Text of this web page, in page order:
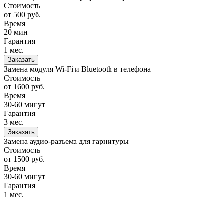
Стоимость
от 500 руб.
Время
20 мин
Гарантия
1 мес.
Заказать
Замена модуля Wi-Fi и Bluetooth в телефона
Стоимость
от 1600 руб.
Время
30-60 минут
Гарантия
3 мес.
Заказать
Замена аудио-разъема для гарнитуры
Стоимость
от 1500 руб.
Время
30-60 минут
Гарантия
1 мес.